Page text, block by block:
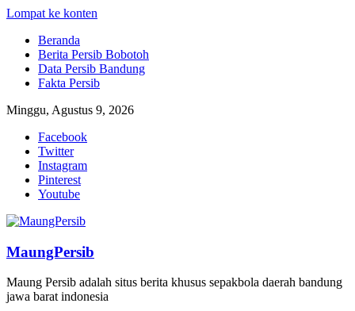
Lompat ke konten
Beranda
Berita Persib Bobotoh
Data Persib Bandung
Fakta Persib
Minggu, Agustus 9, 2026
Facebook
Twitter
Instagram
Pinterest
Youtube
MaungPersib
Maung Persib adalah situs berita khusus sepakbola daerah bandung
jawa barat indonesia